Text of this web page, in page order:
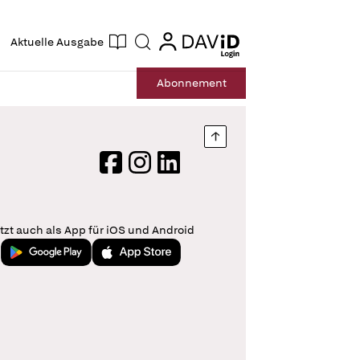
Aktuelle Ausgabe Suche login
login
Abonnement
Nach oben springen
FacebookInstagram
LinkedIn
auch als App für iOS und Android
Jetzt bei Google PlayLaden im App Store